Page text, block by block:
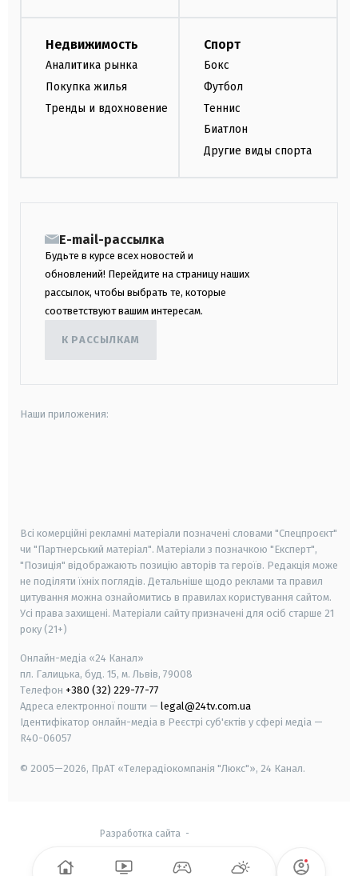
Недвижимость
Аналитика рынка
Покупка жилья
Тренды и вдохновение
Спорт
Бокс
Футбол
Теннис
Биатлон
Другие виды спорта
E-mail-рассылка
Будьте в курсе всех новостей и
обновлений! Перейдите на страницу наших
рассылок, чтобы выбрать те, которые
соответствуют вашим интересам.
К РАССЫЛКАМ
Наши приложения:
Всі комерційні рекламні матеріали позначені словами "Спецпроєкт"
чи "Партнерський матеріал". Матеріали з позначкою "Експерт",
"Позиція" відображають позицію авторів та героїв. Редакція може
не поділяти їхніх поглядів. Детальніше щодо реклами та правил
цитування можна ознайомитись в правилах користування сайтом.
Усі права захищені. Матеріали сайту призначені для осіб старше 21
року (21+)
Онлайн-медіа «24 Канал»
пл. Галицька, буд. 15, м. Львів, 79008
Телефон +380 (32) 229-77-77
Адреса електронної пошти — legal@24tv.com.ua
Ідентифікатор онлайн-медіа в Реєстрі суб'єктів у сфері медіа —
R40-06057
© 2005—2026, ПрАТ «Телерадіокомпанія "Люкс"», 24 Канал.
Разработка сайта -